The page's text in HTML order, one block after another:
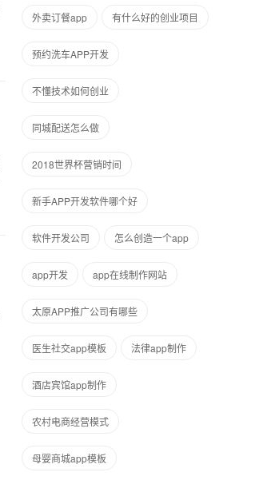
外卖订餐app 有什么好的创业项目
预约洗车APP开发
不懂技术如何创业
同城配送怎么做
2018世界杯营销时间
新手APP开发软件哪个好
软件开发公司 怎么创造一个app
app开发 app在线制作网站
太原APP推广公司有哪些
医生社交app模板 法律app制作
酒店宾馆app制作
农村电商经营模式
母婴商城app模板